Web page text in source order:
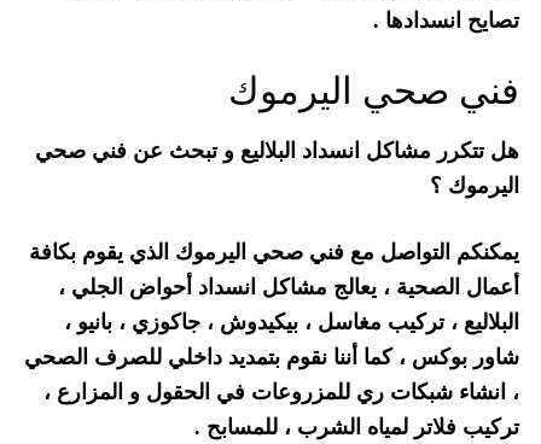
تصايح انسدادها .
فني صحي اليرموك
هل تتكرر مشاكل انسداد البلاليع و تبحث عن فني صحي
اليرموك ؟
يمكنكم التواصل مع فني صحي اليرموك الذي يقوم بكافة
أعمال الصحية ، يعالج مشاكل انسداد أحواض الجلي ،
البلاليع ، تركيب مغاسل ، بيكيدوش ، جاكوزي ، بانيو ،
شاور بوكس ، كما أننا نقوم بتمديد داخلي للصرف الصحي
، انشاء شبكات ري للمزروعات في الحقول و المزارع ،
تركيب فلاتر لمياه الشرب ، للمسابح .